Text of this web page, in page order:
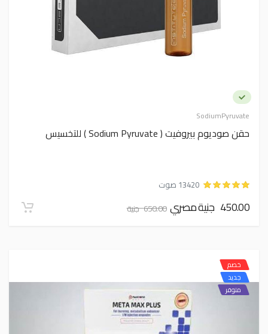
SodiumPyruvate
حقن صوديوم بيروفيت ( Sodium Pyruvate ) للتخسيس
13420 صوت
450.00 جنية مصري 650.00 جنية
خصم
جديد
متوفر